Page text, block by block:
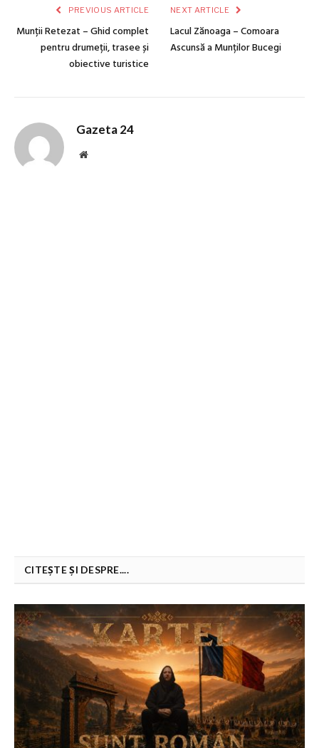
PREVIOUS ARTICLE
Munții Retezat – Ghid complet
pentru drumeții, trasee și
obiective turistice
NEXT ARTICLE
Lacul Zănoaga – Comoara
Ascunsă a Munților Bucegi
Gazeta 24
Website
CITEȘTE ȘI DESPRE....